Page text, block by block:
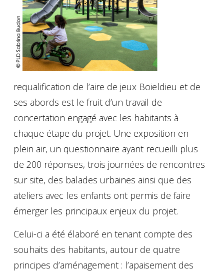
requalification de l’aire de jeux Boieldieu et de
ses abords est le fruit d’un travail de
concertation engagé avec les habitants à
chaque étape du projet. Une exposition en
plein air, un questionnaire ayant recueilli plus
de 200 réponses, trois journées de rencontres
sur site, des balades urbaines ainsi que des
ateliers avec les enfants ont permis de faire
émerger les principaux enjeux du projet.
Celui-ci a été élaboré en tenant compte des
souhaits des habitants, autour de quatre
principes d’aménagement : l’apaisement des